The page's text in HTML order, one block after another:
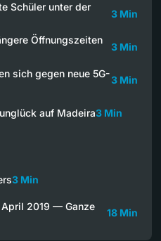
Schüler unter der
3 Min
Öffnungszeiten
3 Min
sich gegen neue 5G-
3 Min
auf Madeira3 Min
3 Min
April 2019 — Ganze
18 Min